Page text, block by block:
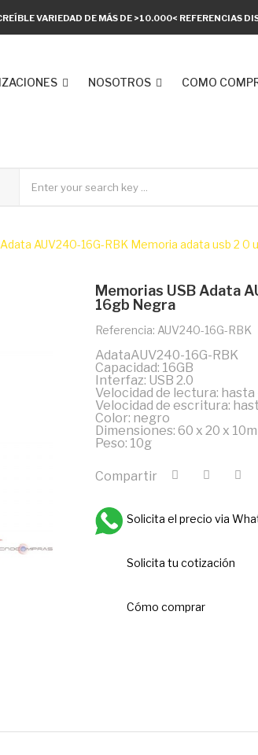
VARIEDAD DE MÁS DE >10.000< REFERENCIAS
NOSOTROS COMO
AUV240-16G-RBK Memoria adata usb 2 0
Memorias USB Adata
16gb Negra
Referencia: AUV240-16G-RBK
AdataAUV240-16G-RBK
Capacidad: 16GB
Interfaz: USB 2.0
Velocidad de lectura:
Velocidad de escritura:
Color: negro
Dimensiones: 60 x 20 x
Peso: 10g
Compartir
Solicita el precio via
Solicita tu cotización
Cómo comprar